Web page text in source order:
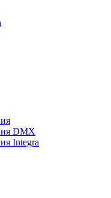
DMX
Integra